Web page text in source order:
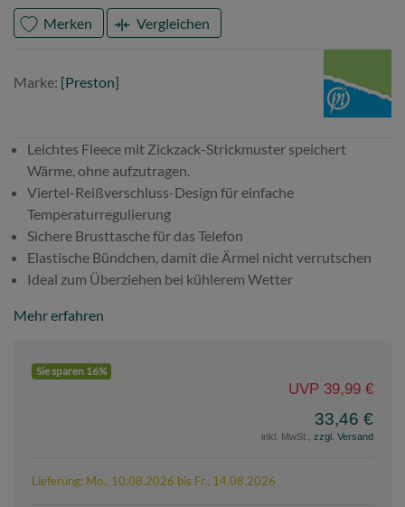
Merken Vergleichen
Marke: [Preston]
Leichtes Fleece mit Zickzack-Strickmuster speichert
Wärme, ohne aufzutragen.
Viertel-Reißverschluss-Design für einfache
Temperaturregulierung
Sichere Brusttasche für das Telefon
Elastische Bündchen, damit die Ärmel nicht verrutschen
Ideal zum Überziehen bei kühlerem Wetter
Mehr erfahren
Sie sparen 16%
UVP 39,99 €
33,46 €
inkl. MwSt., zzgl. Versand
Lieferung: Mo., 10.08.2026 bis Fr., 14.08.2026